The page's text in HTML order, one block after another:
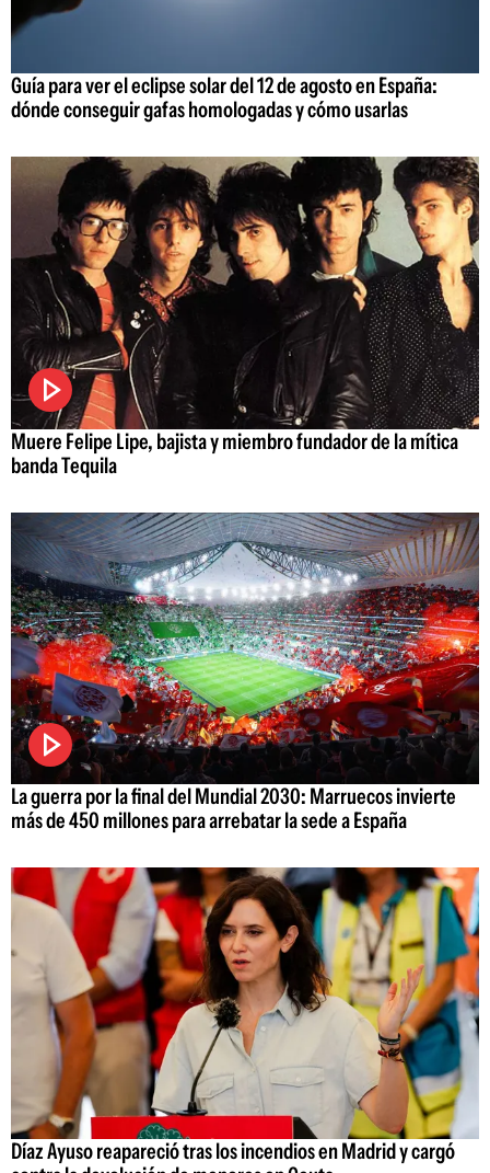
Guía para ver el eclipse solar del 12 de agosto en España:
dónde conseguir gafas homologadas y cómo usarlas
Muere Felipe Lipe, bajista y miembro fundador de la mítica
banda Tequila
La guerra por la final del Mundial 2030: Marruecos invierte
más de 450 millones para arrebatar la sede a España
Díaz Ayuso reapareció tras los incendios en Madrid y cargó